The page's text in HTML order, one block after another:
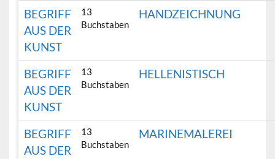
BEGRIFF
AUS DER
KUNST
13
Buchstaben
HANDZEICHNUNG
BEGRIFF
AUS DER
KUNST
13
Buchstaben
HELLENISTISCH
BEGRIFF
AUS DER
13
Buchstaben
MARINEMALEREI